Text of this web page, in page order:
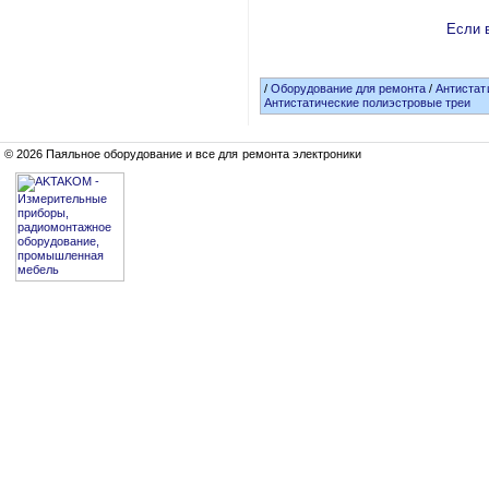
Если
/Оборудование для ремонта /
Антистатические полиэстровые треи
© 2026 Паяльное оборудование и все для ремонта электроники